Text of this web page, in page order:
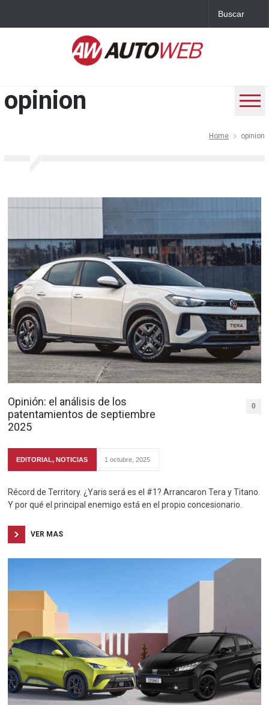
opinion
Home opinion
Opinión: el análisis de los
patentamientos de septiembre
2025
0
EDITORIAL,NOTICIAS 1 octubre, 2025
Récord de Territory. ¿Yaris será es el #1? Arrancaron Tera y Titano.
Y por qué el principal enemigo está en el propio concesionario.
VER MAS